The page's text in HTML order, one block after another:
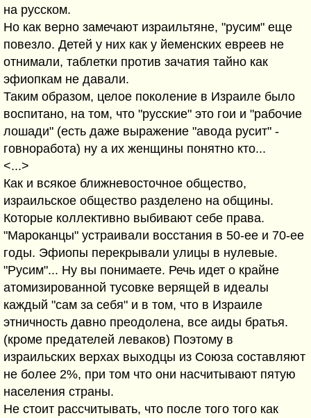
на русском.
Но как верно замечают израильтяне, "русим" еще
повезло. Детей у них как у йеменских евреев не
отнимали, таблетки против зачатия тайно как
эфиопкам не давали.
Таким образом, целое поколение в Израиле было
воспитано, на том, что "русские" это гои и "рабочие
лошади" (есть даже выражение "авода русит" -
говноработа) ну а их женщины понятно кто...
<...>
Как и всякое ближневосточное общество,
израильское общество разделено на общины.
Которые коллективно выбивают себе права.
"Мароканцы" устраивали восстания в 50-ее и 70-ее
годы. Эфиопы перекрывали улицы в нулевые.
"Русим"... Ну вы понимаете. Речь идет о крайне
атомизированной тусовке верящей в идеалы
каждый "сам за себя" и в том, что в Израиле
этничность давно преодолена, все аиды братья.
(кроме предателей леваков) Поэтому в
израильских верхах выходцы из Союза составляют
не более 2%, при том что они насчитывают пятую
населения страны.
Не стоит рассчитывать, что после того того как